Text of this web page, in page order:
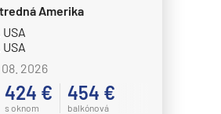
Amerika
08. 2026
424 €
s oknom
454 €
balkónová